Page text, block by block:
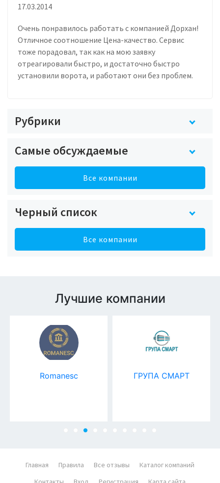
17.03.2014
Очень понравилось работать с компанией Дорхан!
Отличное соотношение Цена-качество. Сервис
тоже порадовал, так как на мою заявку
отреагировали быстро, и достаточно быстро
установили ворота, и работают они без проблем.
Рубрики
Самые обсуждаемые
Все компании
Черный список
Все компании
Лучшие компании
ГРУПА СМАРТ MediaGuru
Главная Правила Все отзывы
Каталог компаний